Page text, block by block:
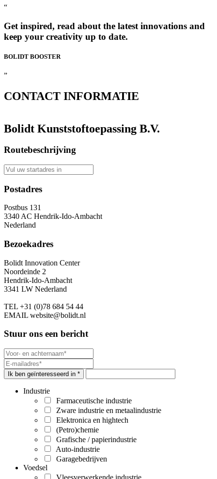
“
Get inspired, read about the latest innovations and
keep your creativity up to date.
BOLIDT BOOSTER
”
CONTACT INFORMATIE
Bolidt Kunststoftoepassing B.V.
Routebeschrijving
Postadres
Postbus 131
3340 AC Hendrik-Ido-Ambacht
Nederland
Bezoekadres
Bolidt Innovation Center
Noordeinde 2
Hendrik-Ido-Ambacht
3341 LW Nederland
TEL +31 (0)78 684 54 44
EMAIL website@bolidt.nl
Stuur ons een bericht
Ik ben geïnteresseerd in *
Industrie
Farmaceutische industrie
Zware industrie en metaalindustrie
Elektronica en hightech
(Petro)chemie
Grafische / papierindustrie
Auto-industrie
Garagebedrijven
Voedsel